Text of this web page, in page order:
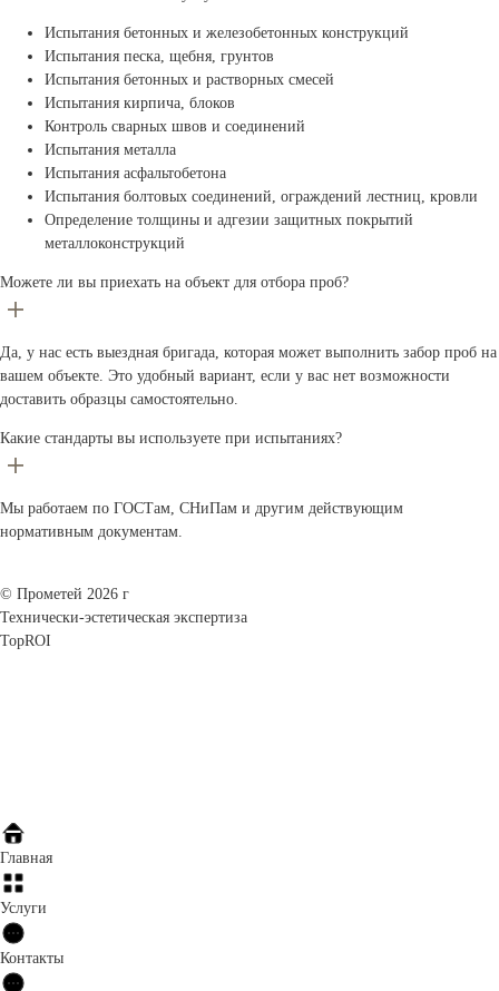
Испытания бетонных и железобетонных конструкций
Испытания песка, щебня, грунтов
Испытания бетонных и растворных смесей
Испытания кирпича, блоков
Контроль сварных швов и соединений
Испытания металла
Испытания асфальтобетона
Испытания болтовых соединений, ограждений лестниц, кровли
Определение толщины и адгезии защитных покрытий
металлоконструкций
Можете ли вы приехать на объект для отбора проб?
Да, у нас есть выездная бригада, которая может выполнить забор проб на
вашем объекте. Это удобный вариант, если у вас нет возможности
доставить образцы самостоятельно.
Какие стандарты вы используете при испытаниях?
Мы работаем по ГОСТам, СНиПам и другим действующим
нормативным документам.
© Прометей 2026 г
Технически-эстетическая экспертиза
TopROI
Главная
Услуги
Контакты